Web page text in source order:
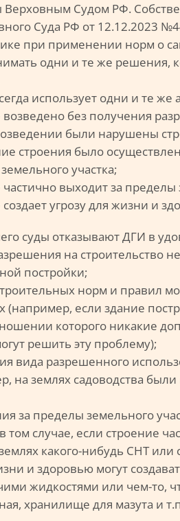
Судом РФ.
Суда РФ от 12.12.2023
при применении норм о
одни и те же решения,
использует одни и те же
возведено без получения
были нарушены
строения было
участка;
выходит за пределы
угрозу для жизни и
суды отказывают ДГИ в
на строительство
постройки;
норм и правил
(например, если здание
которого никакие
решить эту проблему);
вида разрешенного
на землях садоводства
за пределы земельного
том случае, если строение
какого-нибудь СНТ или
и здоровью могут
жидкостями или чем-то,
хранилище для мазута и